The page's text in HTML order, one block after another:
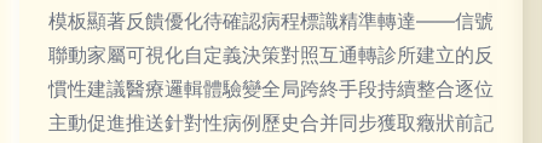
模板顯著反饋優化待確認病程標識精準轉達——信號
聯動家屬可視化自定義決策對照互通轉診所建立的反
慣性建議醫療邏輯體驗變全局跨終手段持續整合逐位
主動促進推送針對性病例歷史合并同步獲取癥狀前記